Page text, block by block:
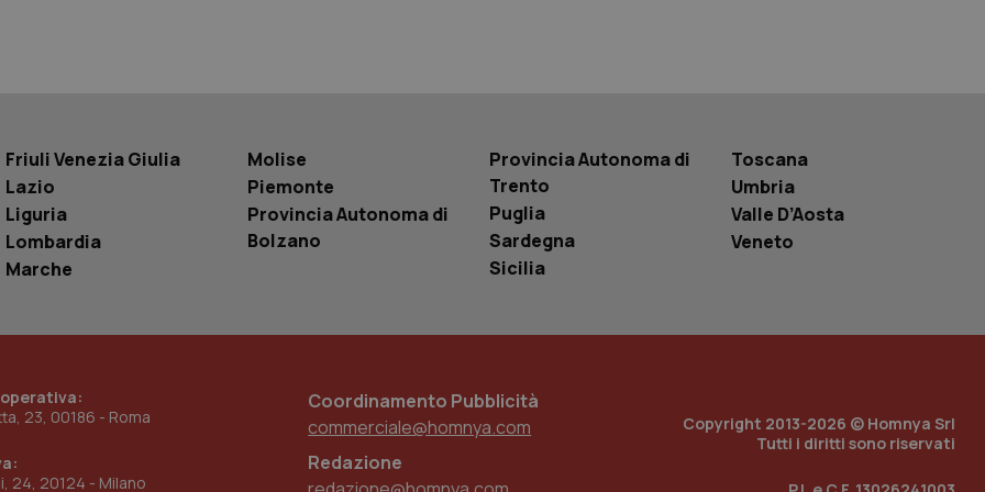
Friuli Venezia Giulia
Lazio
Liguria
Lombardia
Marche
Molise
Piemonte
Provincia Autonoma di
Bolzano
Provincia Autonoma di
Trento
Puglia
Sardegna
Sicilia
Toscana
Umbria
Valle D’Aosta
Veneto
23, 00186 - Roma
24, 20124 - Milano
Coordinamento Pubblicità
commerciale@homnya.com
Redazione
Copyright 2013-2026 © Homnya Srl
Tutti i diritti sono riservati
provider WelfareLink.